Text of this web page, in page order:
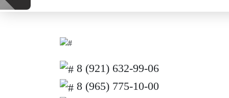
8 (921) 632-99-06
8 (965) 775-10-00